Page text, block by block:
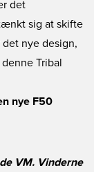
det
sig at skifte
nye design,
Tribal
nye F50
VM. Vinderne